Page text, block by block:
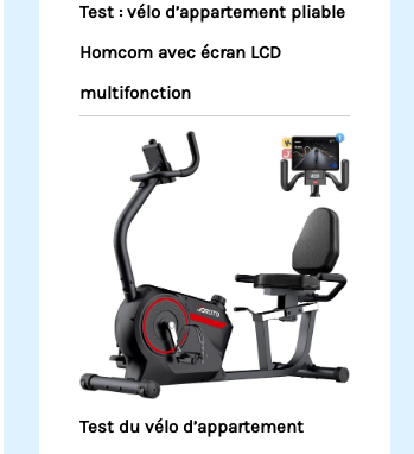
Test : vélo d’appartement pliable
Homcom avec écran LCD
multifonction
Test du vélo d’appartement